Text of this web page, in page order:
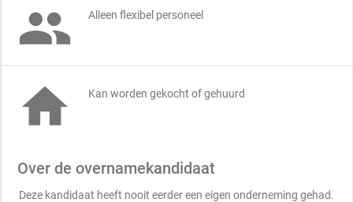
 Alleen flexibel personeel
 Kan worden gekocht of gehuurd
Over de overnamekandidaat
Deze kandidaat heeft nooit eerder een eigen onderneming gehad.